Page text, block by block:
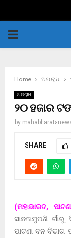
PRIMARY
Home ଅପରାଧ
ଅପରାଧ
୨୦ ହଜାର
by
SHARE
(ମହାଭାରତ,
ସାନଜାମୁପଶି
ପାଟଣା ବନ